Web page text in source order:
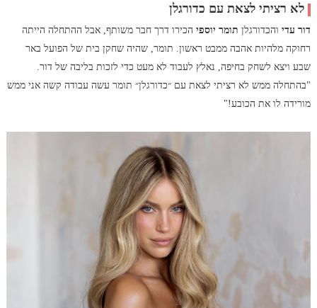
לא רציתי לצאת עם כדורגלן
דור עדי והכדורגלן תומר יוספיהכירו דרך חבר משותף, אבל ההתחלה הייתה
רחוקה מלהיות אהבה ממבט ראשון. תומר, שהיה שחקן בית של הפועל באר
שבע ויצא לשחק בחיפה, נאלץ לעבוד לא מעט כדי לזכות בליבה של דור.
"בהתחלה ממש לא רציתי לצאת עם ״כדורגלן״ תומר עשה עבודה קשה אני ממש
מורידה לו את הכובע!"